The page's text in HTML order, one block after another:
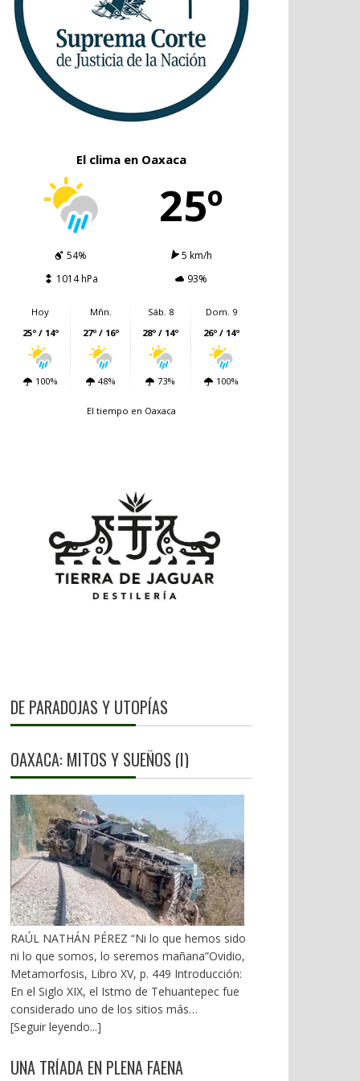
El clima en Oaxaca
25º
54%
5 km/h
1014 hPa
93%
Hoy
25º / 14º
100%
Mñn.
27º / 16º
48%
Sáb. 8
28º / 14º
73%
Dom. 9
26º / 14º
100%
El tiempo en Oaxaca
DE PARADOJAS Y UTOPÍAS
OAXACA: MITOS Y SUEÑOS (I)
RAÚL NATHÁN PÉREZ “Ni lo que hemos sido
ni lo que somos, lo seremos mañana”Ovidio,
Metamorfosis, Libro XV, p. 449 Introducción:
En el Siglo XIX, el Istmo de Tehuantepec fue
considerado uno de los sitios más
estratégicos a nivel mundial. En la mira de los
emanados del PRI iniciaron una serie de
[Seguir leyendo...]
UNA TRÍADA EN PLENA FAENA